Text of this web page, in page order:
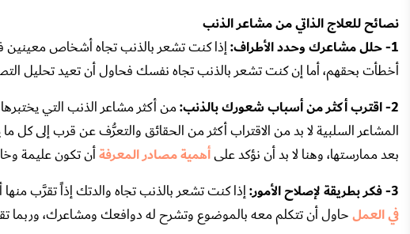
نصائح للعلاج الذاتي من مشاعر الذنب
1- حلل مشاعرك وحدد الأطراف:
إذا كنت تشعر بالذنب تجاه أشخاص
أخطأت بحقهم، أما إن كنت تشعر بالذنب تجاه نفسك فحاول أن تعيد تحليل
2- اقترب أكثر من أسباب شعورك بالذنب: من أكثر مشاعر الذنب التي
المشاعر السلبية لا بد من الاقتراب أكثر من الحقائق والتعرُّف عن قرب إلى كل
بعد ممارستها، وهنا لا بد أن نؤكد علىأهمية مصادر المعرفةأن تكون عليمة
3- فكر بطريقة لإصلاح الأمور: إذا كنت تشعر بالذنب تجاه والدتك إذاً تقرَّب
في العملحاول أن تتكلم معه بالموضوع وتشرح له دوافعك ومشاعرك، وربما